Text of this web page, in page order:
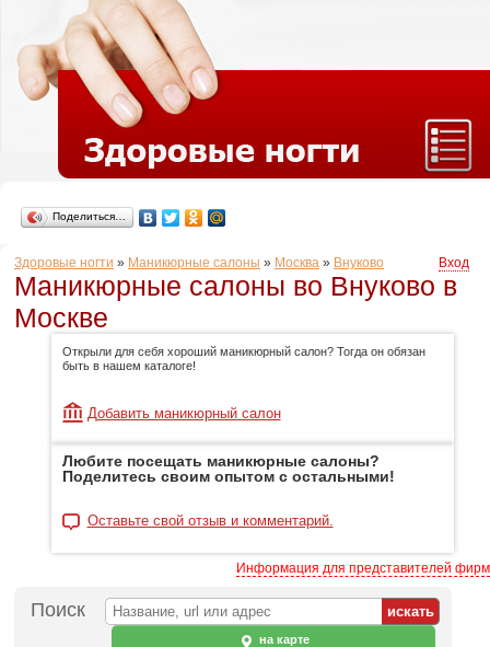
Поделиться…
Здоровые ногти » Маникюрные салоны » Москва » Внуково Вход
Маникюрные салоны во Внуково в
Москве
Открыли для себя хороший маникюрный салон? Тогда он обязан
быть в нашем каталоге!
Добавить маникюрный салон
Любите посещать маникюрные салоны?
Поделитесь своим опытом с остальными!
Оставьте свой отзыв и комментарий.
Информация для представителей фирм
Поиск
на карте